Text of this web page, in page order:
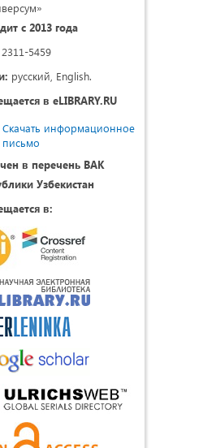
с 2013 года
2311-5459
русский, English.
в eLIBRARY.RU
Скачать информационное
письмо
в перечень ВАК
Узбекистан
в: